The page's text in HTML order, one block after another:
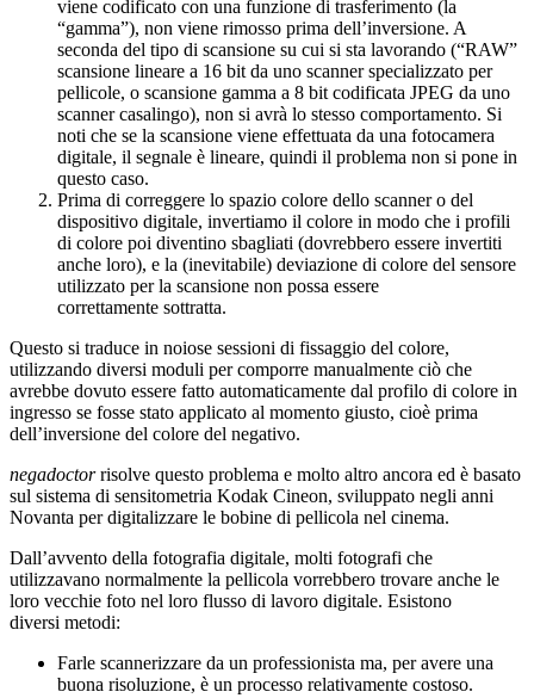
viene codificato con una funzione di trasferimento (la
“gamma”), non viene rimosso prima dell’inversione. A
seconda del tipo di scansione su cui si sta lavorando (“RAW”
scansione lineare a 16 bit da uno scanner specializzato per
pellicole, o scansione gamma a 8 bit codificata JPEG da uno
scanner casalingo), non si avrà lo stesso comportamento. Si
noti che se la scansione viene effettuata da una fotocamera
digitale, il segnale è lineare, quindi il problema non si pone in
questo caso.
Prima di correggere lo spazio colore dello scanner o del
dispositivo digitale, invertiamo il colore in modo che i profili
di colore poi diventino sbagliati (dovrebbero essere invertiti
anche loro), e la (inevitabile) deviazione di colore del sensore
utilizzato per la scansione non possa essere
correttamente sottratta.
Questo si traduce in noiose sessioni di fissaggio del colore,
utilizzando diversi moduli per comporre manualmente ciò che
avrebbe dovuto essere fatto automaticamente dal profilo di colore in
ingresso se fosse stato applicato al momento giusto, cioè prima
dell’inversione del colore del negativo.
negadoctorrisolve questo problema e molto altro ancora ed è basato
sul sistema di sensitometria Kodak Cineon, sviluppato negli anni
Novanta per digitalizzare le bobine di pellicola nel cinema.
Dall’avvento della fotografia digitale, molti fotografi che
utilizzavano normalmente la pellicola vorrebbero trovare anche le
loro vecchie foto nel loro flusso di lavoro digitale. Esistono
diversi metodi:
Farle scannerizzare da un professionista ma, per avere una
buona risoluzione, è un processo relativamente costoso.